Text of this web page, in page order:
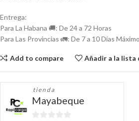
Entrega:
Para La Habana 🚚: De 24 a 72 Horas
Para Las Provincias 🚛: De 7 a 10 Días
Add to compare Añadir a la lista
tienda
Mayabeque